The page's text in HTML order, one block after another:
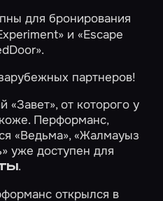
для бронирования
и«Escape
партнеров!
«Завет», от которого у
Перформанс,
«Ведьма», «Жалмауыз
уже доступен для
.
открылся в